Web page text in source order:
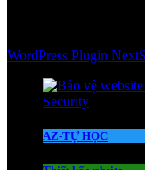
WordPress Plugin
AZ-TỰ HỌC